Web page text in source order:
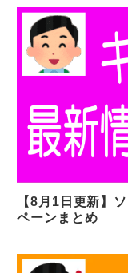
【8月1日更新】
ペーンまとめ